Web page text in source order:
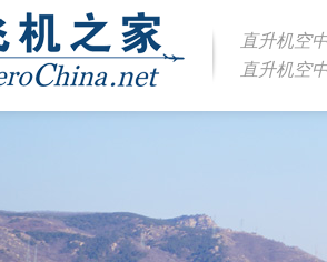
直升机空
直升机空